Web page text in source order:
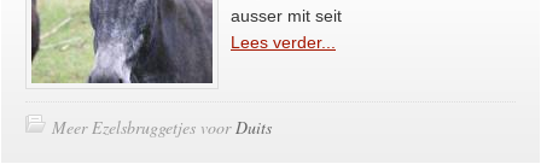
ausser mit seit
Lees verder...
Meer Ezelsbruggetjes voorDuits